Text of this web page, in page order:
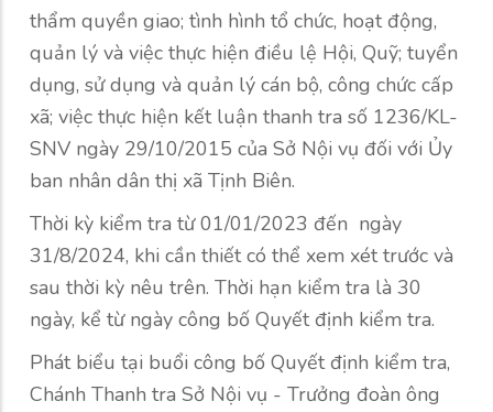
thẩm quyền giao; tình hình tổ chức, hoạt động,
quản lý và việc thực hiện điều lệ Hội, Quỹ; tuyển
dụng, sử dụng và quản lý cán bộ, công chức cấp
xã; việc thực hiện kết luận thanh tra số 1236/KL-
SNV ngày 29/10/2015 của Sở Nội vụ đối với Ủy
ban nhân dân thị xã Tịnh Biên.
Thời kỳ kiểm tra từ 01/01/2023 đến ngày
31/8/2024, khi cần thiết có thể xem xét trước và
sau thời kỳ nêu trên. Thời hạn kiểm tra là 30
ngày, kể từ ngày công bố Quyết định kiểm tra.
Phát biểu tại buổi công bố Quyết định kiểm tra,
Chánh Thanh tra Sở Nội vụ - Trưởng đoàn ông